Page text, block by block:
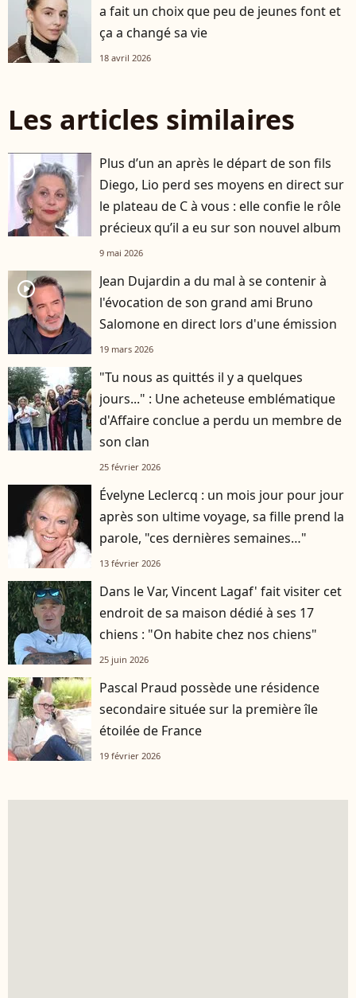
a fait un choix que peu de jeunes font et
ça a changé sa vie
18 avril 2026
Les articles similaires
player2
Plus d’un an après le départ de son fils
Diego, Lio perd ses moyens en direct sur
le plateau de C à vous : elle confie le rôle
précieux qu’il a eu sur son nouvel album
9 mai 2026
player2
Jean Dujardin a du mal à se contenir à
l'évocation de son grand ami Bruno
Salomone en direct lors d'une émission
19 mars 2026
"Tu nous as quittés il y a quelques
jours..." : Une acheteuse emblématique
d'Affaire conclue a perdu un membre de
son clan
25 février 2026
Évelyne Leclercq : un mois jour pour jour
après son ultime voyage, sa fille prend la
parole, "ces dernières semaines…"
13 février 2026
Dans le Var, Vincent Lagaf' fait visiter cet
endroit de sa maison dédié à ses 17
chiens : "On habite chez nos chiens"
25 juin 2026
Pascal Praud possède une résidence
secondaire située sur la première île
étoilée de France
19 février 2026